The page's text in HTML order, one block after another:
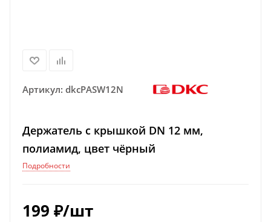
Артикул: dkcPASW12N
Держатель с крышкой DN 12 мм,
полиамид, цвет чёрный
Подробности
199 ₽/шт